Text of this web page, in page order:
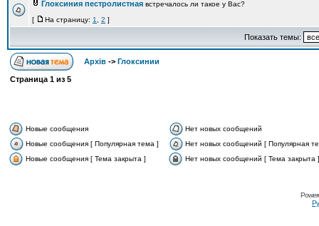
Глоксиния пестролистная встречалось ли такое у Вас?
[
На страницу: 1 2 ]
Показать темы:
Архів -> Глоксинии
Страница 1 из 5
Новые сообщения
Нет новых сообщений
Новые сообщения [ Популярная тема ]
Нет новых сообщений [ Популярная
Новые сообщения [ Тема закрыта ]
Нет новых сообщений [ Тема закрыта ]